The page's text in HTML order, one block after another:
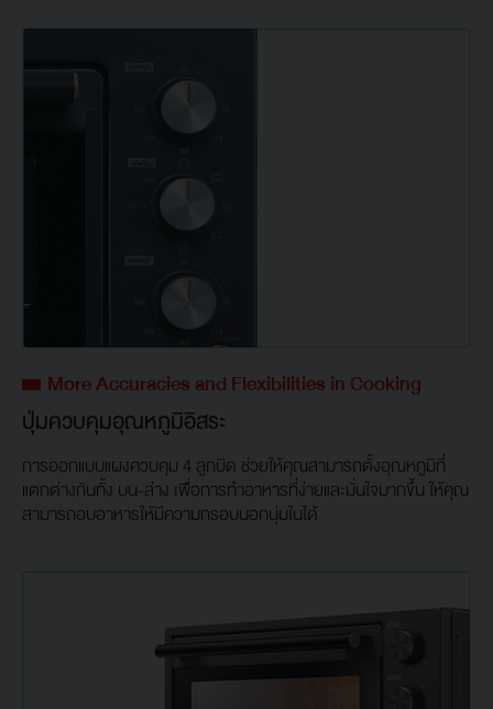
More Accuracies and Flexibilities in Cooking
ปุ่มควบคุมอุณหภูมิอิสระ
การออกแบบแผงควบคุม 4 ลูกบิด ช่วยให้คุณสามารถตั้งอุณหภูมิที่
แตกต่างกันทั้ง บน-ล่าง เพื่อการทำอาหารที่ง่ายและมั่นใจมากขึ้น ให้คุณ
สามารถอบอาหารให้มีความกรอบนอกนุ่มในได้